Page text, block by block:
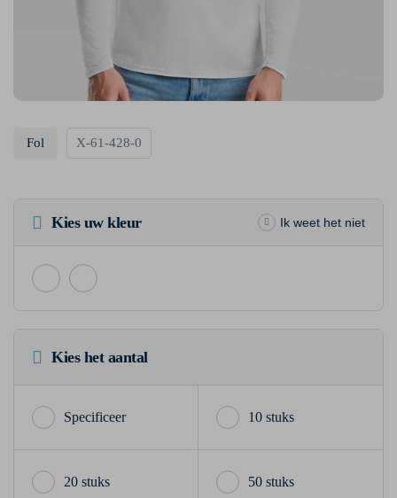
Fol X-61-428-0
Kies uw kleur Ik weet het niet
Kies het aantal
10 stuks
20 stuks 50 stuks